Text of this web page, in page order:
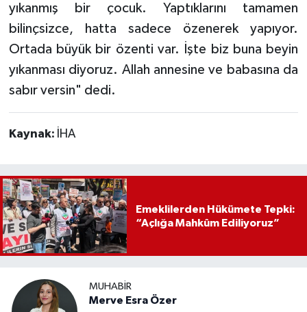
yıkanmış bir çocuk. Yaptıklarını tamamen
bilinçsizce, hatta sadece özenerek yapıyor.
Ortada büyük bir özenti var. İşte biz buna beyin
yıkanması diyoruz. Allah annesine ve babasına da
sabır versin" dedi.
Kaynak: İHA
Emeklilerden Hükümete Tepki:
“Açlığa Mahkûm Ediliyoruz”
MUHABIR
Merve Esra Özer